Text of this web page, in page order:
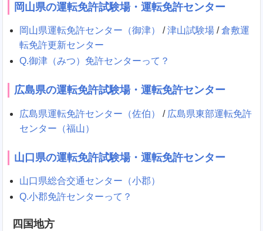
岡山県の運転免許試験場・運転免許センター
岡山県運転免許センター（御津） /津山試験場 /倉敷運
転免許更新センター
Q.御津（みつ）免許センターって？
広島県の運転免許試験場・運転免許センター
広島県運転免許センター（佐伯） / 広島県東部運転免許
センター（福山）
山口県の運転免許試験場・運転免許センター
山口県総合交通センター（小郡）
Q.小郡免許センターって？
四国地方